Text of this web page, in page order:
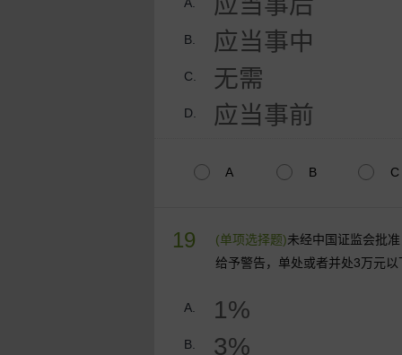
B. 应当事中
C. 无需
D. 应当事前
A B C
19 (单项选择题)未经中国证监会批
给予警告，单处或者并处3万元以
A. 1%
B. 3%